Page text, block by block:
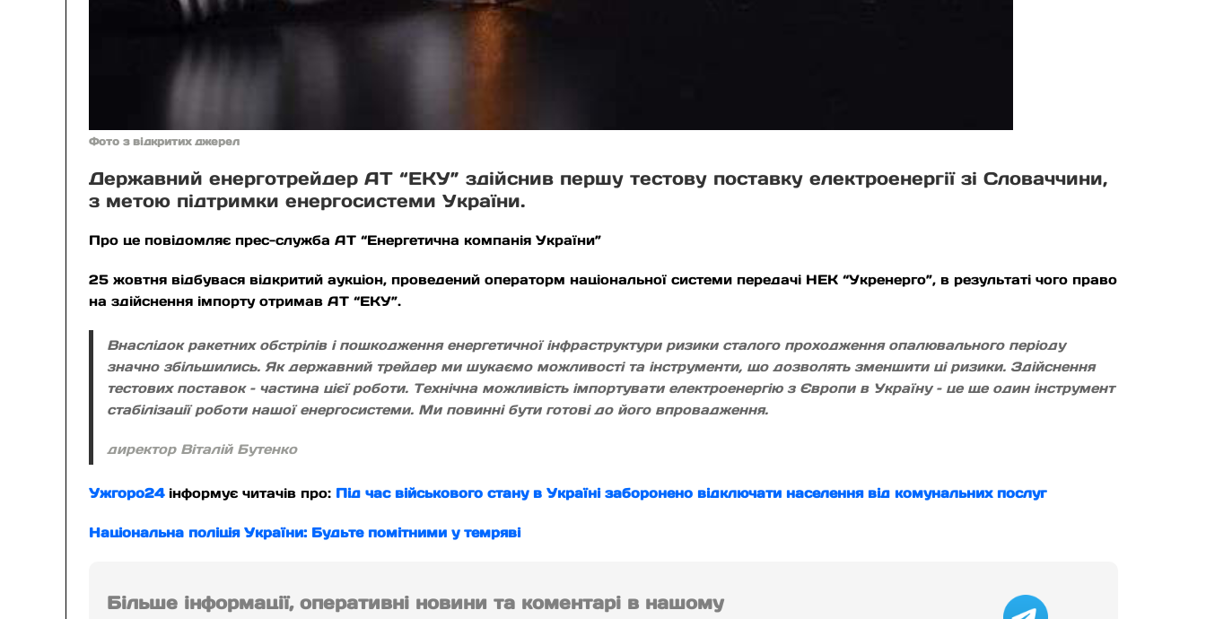
Фото з відкритих джерел
Державний енерготрейдер АТ “ЕКУ” здійснив першу тестову поставку електроенергії зі Словаччини,
з метою підтримки енергосистеми України.
Про це повідомляє прес-служба АТ “Енергетична компанія України”
25 жовтня відбувася відкритий аукціон, проведений операторм національної системи передачі НЕК “Укренерго”, в результаті чого право
на здійснення імпорту отримав АТ “ЕКУ”.
Внаслідок ракетних обстрілів і пошкодження енергетичної інфраструктури ризики сталого проходження опалювального періоду
значно збільшились. Як державний трейдер ми шукаємо можливості та інструменти, що дозволять зменшити ці ризики. Здійснення
тестових поставок – частина цієї роботи. Технічна можливість імпортувати електроенергію з Європи в Україну – це ще один інструмент
стабілізації роботи нашої енергосистеми. Ми повинні бути готові до його впровадження.
директор Віталій Бутенко
Ужгоро24інформує читачів про: Під час військового стану в Україні заборонено відключати населення від комунальних послуг
Національна поліція України: Будьте помітними у темряві
Більше інформації, оперативні новини та коментарі в нашому